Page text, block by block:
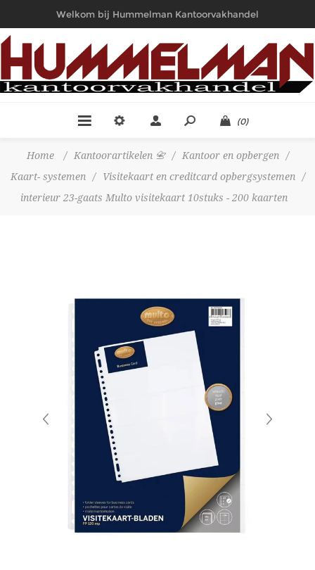
Welkom bij Hummelman Kantoorvakhandel
(0)
Home / Kantoorartikelen 📇 / Kantoor en opbergen
/
Kaart- systemen
/ Visitekaart en creditcard opbergsystemen
/
interieur 23-gaats Multo visitekaart 10stuks - 200 kaarten